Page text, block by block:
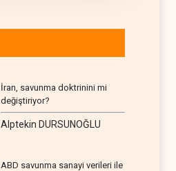
İran, savunma doktrinini mi
değiştiriyor?
Alptekin DURSUNOĞLU
ABD savunma sanayi verileri ile